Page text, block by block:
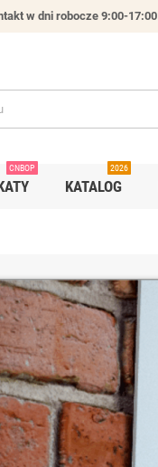
w dni robocze 9:00-17:00
CNBOP
KATALOG
2026